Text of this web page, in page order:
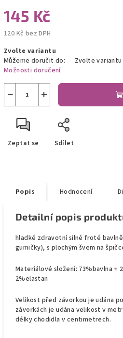
145 Kč
120 Kč bez DPH
cena:
Zvolte variantu
Můžeme doručit do:
Zvolte variantu
Možnosti doručení
+
−
Zeptat se Sdílet
Popis Hodnocení
Detailní popis
hladké zdravotní silné froté
gumičky), s plochým švem na
Materiálové složení: 73%bavlna +
2%elastan
Velikost před závorkou je udána
závorkách je udána velikost v
délky chodidla v centimetrech.